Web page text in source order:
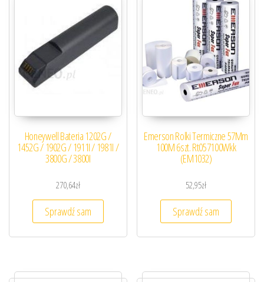
Honeywell Bateria 1202G /
1452G / 1902G / 1911I / 1981I /
3800G / 3800I
270,64zł
Sprawdź sam
Emerson Rolki Termiczne 57Mm
100M 6szt. Rt057100Wkk
(EM1032)
52,95zł
Sprawdź sam